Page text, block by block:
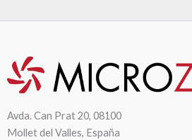
Avda. Can Prat 20, 08100
Mollet del Valles, España